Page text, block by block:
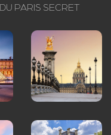
PARIS SECRET